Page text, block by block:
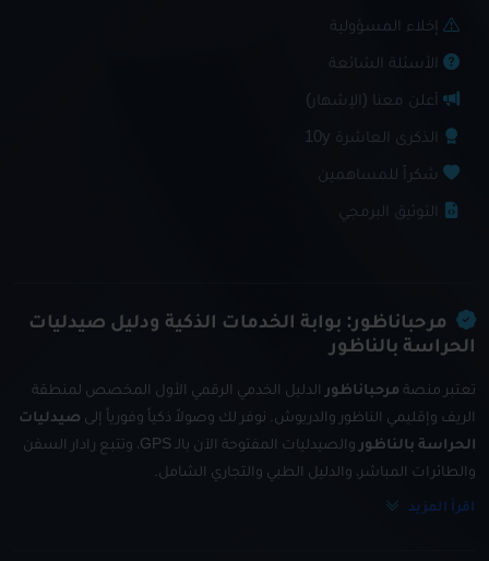
إخلاء المسؤولية
الأسئلة الشائعة
أعلن معنا (الإشهار)
الذكرى العاشرة 10y
شكراً للمساهمين
التوثيق البرمجي
مرحباناظور: بوابة الخدمات الذكية ودليل صيدليات
الحراسة بالناظور
تعتبر منصة مرحباناظورالدليل الخدمي الرقمي الأول المخصص لمنطقة
الريف وإقليمي الناظور والدريوش. نوفر لك وصولاً ذكياً وفورياً إلى صيدليات
الحراسة بالناظور
والصيدليات المفتوحة الآن بالـ GPS، وتتبع رادار السفن
والطائرات المباشر، والدليل الطبي والتجاري الشامل.
اقرأ المزيد